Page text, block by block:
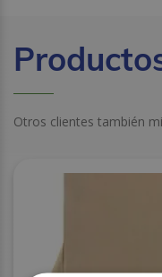
Otros clientes también